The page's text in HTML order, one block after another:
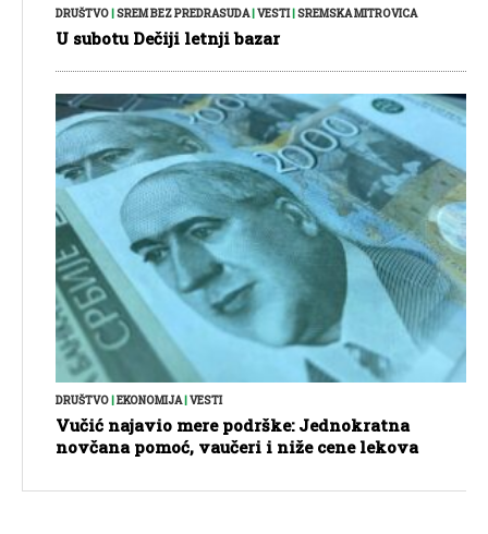
DRUŠTVO|SREM BEZ PREDRASUDA|VESTI|SREMSKA MITROVICA
U subotu Dečiji letnji bazar
DRUŠTVO EKONOMIJA| VESTI
Vučić najavio mere podrške: Jednokratna
novčana pomoć, vaučeri i niže cene lekova